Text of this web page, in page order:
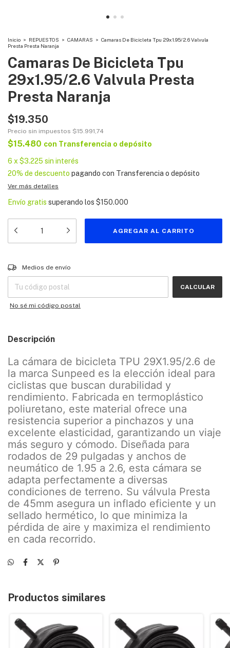
Inicio > REPUESTOS > CAMARAS > Camaras De Bicicleta Tpu 29x1.95/2.6 Valvula
Presta Presta Naranja
Camaras De Bicicleta Tpu
29x1.95/2.6 Valvula Presta
Presta Naranja
$19.350
Precio sin impuestos $15.991,74
$15.480 con Transferencia o depósito
6 x$3.225 sin interés
20% de descuento pagando con Transferencia o depósito
Ver más detalles
Envío gratis superando los $150.000
Entregas para el CP:
Medios de envío
CALCULAR
No sé mi código postal
Descripción
La cámara de bicicleta TPU 29X1.95/2.6 de
la marca Sunpeed es la elección ideal para
ciclistas que buscan durabilidad y
rendimiento. Fabricada en termoplástico
poliuretano, este material ofrece una
resistencia superior a pinchazos y una
excelente elasticidad, garantizando un viaje
más seguro y cómodo. Diseñada para
rodados de 29 pulgadas y anchos de
neumático de 1.95 a 2.6, esta cámara se
adapta perfectamente a diversas
condiciones de terreno. Su válvula Presta
de 45mm asegura un inflado eficiente y un
sellado hermético, lo que minimiza la
pérdida de aire y maximiza el rendimiento
en cada recorrido.
Productos similares